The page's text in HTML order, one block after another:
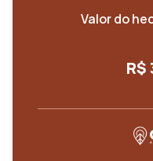
Valor do
R$